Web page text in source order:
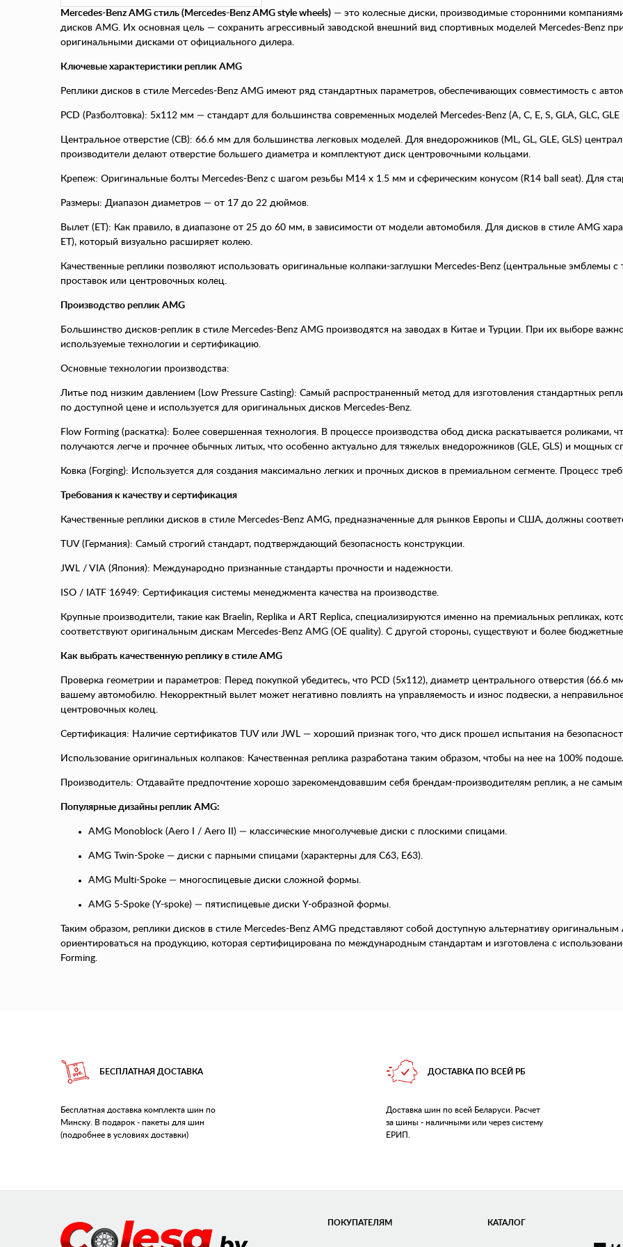
Mercedes-Benz AMG стиль (Mercedes-Benz AMG style wheels) — это колесные диски, производимые сторонними
дисков AMG. Их основная цель — сохранить агрессивный заводской внешний вид спортивных моделей Mercedes-Benz
оригинальными дисками от официального дилера.
Ключевые характеристики реплик AMG
Реплики дисков в стиле Mercedes-Benz AMG имеют ряд стандартных параметров, обеспечивающих совместимость с
PCD (Разболтовка): 5x112 мм — стандарт для большинства современных моделей Mercedes-Benz (A, C, E, S, GLA, GLC, GLE
Центральное отверстие (CB): 66.6 мм для большинства легковых моделей. Для внедорожников (ML, GL, GLE, GLS)
производители делают отверстие большего диаметра и комплектуют диск центровочными кольцами.
Крепеж: Оригинальные болты Mercedes-Benz с шагом резьбы M14 x 1.5 мм и сферическим конусом (R14 ball seat). Для
Размеры: Диапазон диаметров — от 17 до 22 дюймов.
Вылет (ET): Как правило, в диапазоне от 25 до 60 мм, в зависимости от модели автомобиля. Для дисков в стиле AMG
ET), который визуально расширяет колею.
Качественные реплики позволяют использовать оригинальные колпаки-заглушки Mercedes-Benz (центральные эмблемы
проставок или центровочных колец.
Производство реплик AMG
Большинство дисков-реплик в стиле Mercedes-Benz AMG производятся на заводах в Китае и Турции. При их выборе
используемые технологии и сертификацию.
Основные технологии производства:
Литье под низким давлением (Low Pressure Casting): Самый распространенный метод для изготовления стандартных
по доступной цене и используется для оригинальных дисков Mercedes-Benz.
Flow Forming (раскатка): Более совершенная технология. В процессе производства обод диска раскатывается роликами,
получаются легче и прочнее обычных литых, что особенно актуально для тяжелых внедорожников (GLE, GLS) и мощных
Ковка (Forging): Используется для создания максимально легких и прочных дисков в премиальном сегменте. Процесс
Требования к качеству и сертификация
Качественные реплики дисков в стиле Mercedes-Benz AMG, предназначенные для рынков Европы и США, должны
TUV (Германия): Самый строгий стандарт, подтверждающий безопасность конструкции.
JWL / VIA (Япония): Международно признанные стандарты прочности и надежности.
ISO / IATF 16949: Сертификация системы менеджмента качества на производстве.
Крупные производители, такие как Braelin, Replika и ART Replica, специализируются именно на премиальных репликах,
соответствуют оригинальным дискам Mercedes-Benz AMG (OE quality). С другой стороны, существуют и более
Как выбрать качественную реплику в стиле AMG
Проверка геометрии и параметров: Перед покупкой убедитесь, что PCD (5x112), диаметр центрального отверстия
вашему автомобилю. Некорректный вылет может негативно повлиять на управляемость и износ подвески, а
центровочных колец.
Сертификация: Наличие сертификатов TUV или JWL — хороший признак того, что диск прошел испытания на
Использование оригинальных колпаков: Качественная реплика разработана таким образом, чтобы на нее на 100%
Производитель: Отдавайте предпочтение хорошо зарекомендовавшим себя брендам-производителям реплик, а не
Популярные дизайны реплик AMG:
AMG Monoblock (Aero I / Aero II) — классические многолучевые диски с плоскими спицами.
AMG Twin-Spoke — диски с парными спицами (характерны для C63, E63).
AMG Multi-Spoke — многоспицевые диски сложной формы.
AMG 5-Spoke (Y-spoke) — пятиспицевые диски Y-образной формы.
Таким образом, реплики дисков в стиле Mercedes-Benz AMG представляют собой доступную альтернативу
ориентироваться на продукцию, которая сертифицирована по международным стандартам и изготовлена с
Forming.
БЕСПЛАТНАЯ ДОСТАВКА
Бесплатная доставка комплекта шин по
Минску. В подарок - пакеты для шин
(подробнее в условиях доставки)
ДОСТАВКА ПО ВСЕЙ РБ
Доставка шин по всей Беларуси. Расчет
за шины - наличными или через систему
ЕРИП.
ПОКУПАТЕЛЯМ КАТАЛОГ